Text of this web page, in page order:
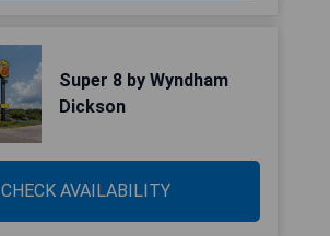
Super 8 by Wyndham
Dickson
CHECK AVAILABILITY